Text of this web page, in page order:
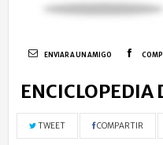
ENVIAR A UN AMIGO
ENCICLOPEDIA
TWEET COMPARTIR